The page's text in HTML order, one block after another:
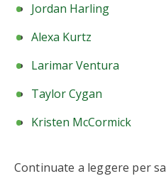
Jordan Harling
Alexa Kurtz
Larimar Ventura
Taylor Cygan
Kristen McCormick
Continuate a leggere per